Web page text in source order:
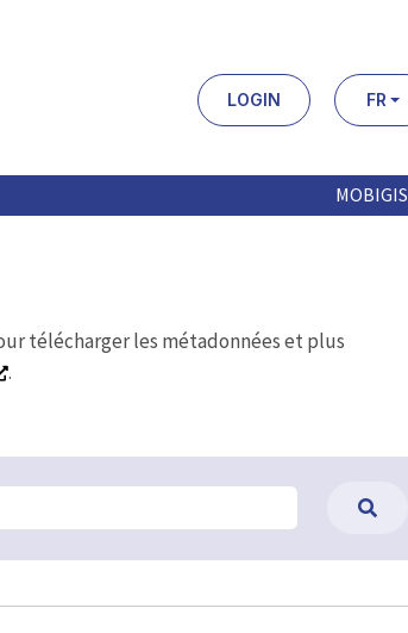
LOGIN FR
MOBIGIS
télécharger les métadonnées et plus
.